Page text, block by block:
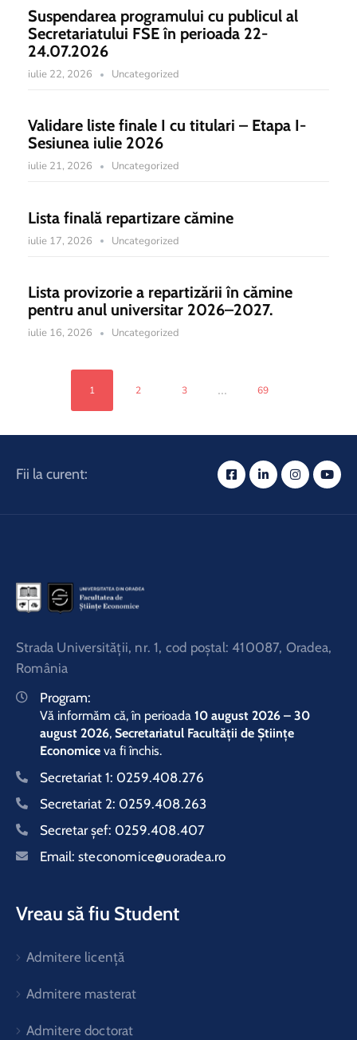
Suspendarea programului cu publicul al
Secretariatului FSE în perioada 22-
24.07.2026
iulie 22, 2026 Uncategorized
Validare liste finale I cu titulari – Etapa I-
Sesiunea iulie 2026
iulie 21, 2026 Uncategorized
Lista finală repartizare cămine
iulie 17, 2026 Uncategorized
Lista provizorie a repartizării în cămine
pentru anul universitar 2026–2027.
iulie 16, 2026 Uncategorized
1 2 3 ... 69
Fii la curent:
Strada Universităţii, nr. 1, cod poştal: 410087, Oradea,
România
Program:
Vă informăm că, în perioada 10 august 2026 – 30
august 2026, Secretariatul Facultății de Științe
Economice va fi închis.
Secretariat 1: 0259.408.276
Secretariat 2: 0259.408.263
Secretar şef: 0259.408.407
Email: steconomice@uoradea.ro
Vreau să fiu Student
Admitere licență
Admitere masterat
Admitere doctorat